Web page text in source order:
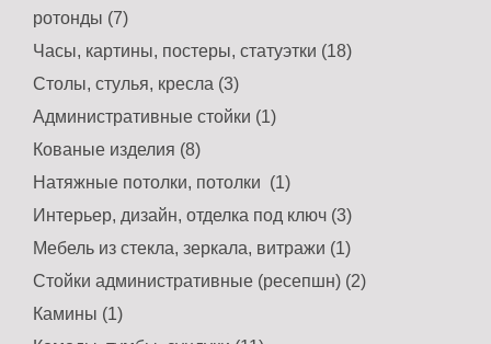
ротонды (7)
Часы, картины, постеры, статуэтки (18)
Столы, стулья, кресла (3)
Административные стойки (1)
Кованые изделия (8)
Натяжные потолки, потолки (1)
Интерьер, дизайн, отделка под ключ (3)
Мебель из стекла, зеркала, витражи (1)
Стойки административные (ресепшн) (2)
Камины (1)